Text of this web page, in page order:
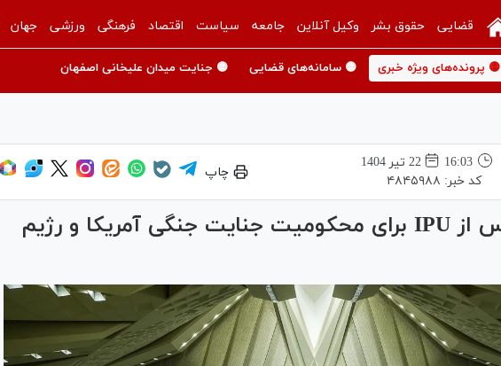
قضایی حقوق بشر وکیل آنلاین جامعه سیاست اقتصاد فرهنگی ورزشی جهان
🟡 پرونده‌های ویژه خبری 🟡 سامانه‌های قضایی 🟡 جنایت میدان علیخانی اصفهان
16:03
22 تير 1404
کد خبر: ۴۸۴۵۹۸۸
چاپ
درخواست مجلس از IPU برای محکومیت جنایت جنگی آمریکا و رژیم